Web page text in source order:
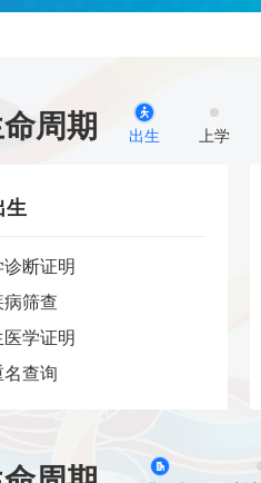
周期 出生 上学
生
断证明
筛查
学证明
查询